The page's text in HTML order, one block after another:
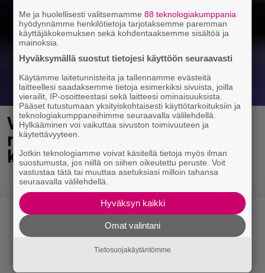
Vappu Pimiä sai huonoa palvelua
ravintolassa – pettyi siellä
kahteen asiaan
Me ja huolellisesti valitsemamme88 teknologiakumppania
hyödynnämme henkilötietoja tarjotaksemme paremman
käyttäjäkokemuksen sekä kohdentaaksemme sisältöä ja
mainoksia.
Hyväksymällä suostut tietojesi käyttöön seuraavasti
Käytämme laitetunnisteita ja tallennamme evästeitä
laitteellesi saadaksemme tietoja esimerkiksi sivuista, joilla
vierailit, IP-osoitteestasi sekä laitteesi ominaisuuksista.
Pääset tutustumaan yksityiskohtaisesti käyttötarkoituksiin ja
teknologiakumppaneihimme seuraavalla välilehdellä.
Hylkääminen voi vaikuttaa sivuston toimivuuteen ja
käytettävyyteen.
Jotkin teknologiamme voivat käsitellä tietoja myös ilman
suostumusta, jos niillä on siihen oikeutettu peruste. Voit
vastustaa tätä tai muuttaa asetuksiasi milloin tahansa
seuraavalla välilehdellä.
Hyväksyn kaikki
Omat valintani
Tietosuojakäytäntömme